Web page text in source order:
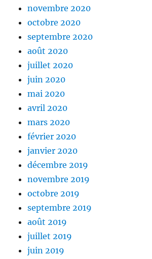
novembre 2020
octobre 2020
septembre 2020
août 2020
juillet 2020
juin 2020
mai 2020
avril 2020
mars 2020
février 2020
janvier 2020
décembre 2019
novembre 2019
octobre 2019
septembre 2019
août 2019
juillet 2019
juin 2019